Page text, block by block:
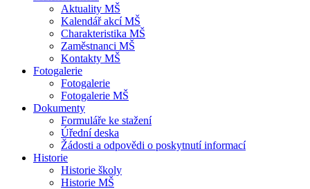
Aktuality MŠ
Kalendář akcí MŠ
Charakteristika MŠ
Zaměstnanci MŠ
Kontakty MŠ
Fotogalerie
Fotogalerie
Fotogalerie MŠ
Dokumenty
Formuláře ke stažení
Úřední deska
Žádosti a odpovědi o poskytnutí informací
Historie
Historie školy
Historie MŠ